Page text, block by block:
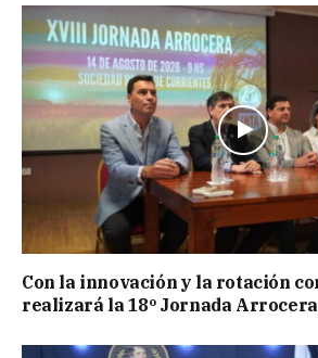
Con la innovación y la rotación
realizará la 18º Jornada